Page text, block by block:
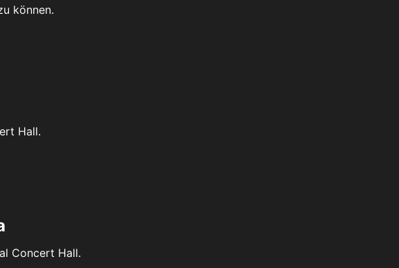
können.
Hall.
Concert Hall.